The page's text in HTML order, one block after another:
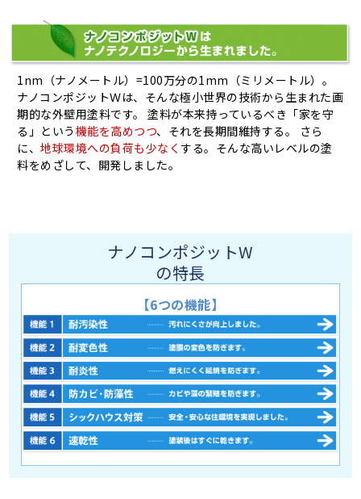
1nm（ナノメートル）=100万分の1mm（ミリメートル）。
ナノコンポジットＷは、そんな極小世界の技術から生まれた画
期的な外壁用塗料です。 塗料が本来持っているべき「家を守
る」という機能を高めつつ、それを長期間維持する。 さら
に、地球環境への負荷も少なくする。そんな高いレベルの塗
料をめざして、開発しました。
ナノコンポジットW
の特長
【6つの機能】